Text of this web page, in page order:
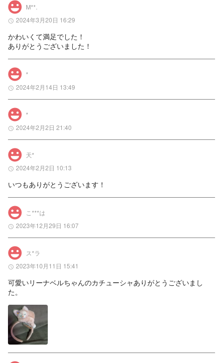
M**.
2024年3月20日 16:29
かわいくて満足でした！
ありがとうございました！
*
2024年2月14日 13:49
*
2024年2月2日 21:40
天*
2024年2月2日 10:13
いつもありがとうございます！
こ***は
2023年12月29日 16:07
ス*ラ
2023年10月11日 15:41
可愛いリーナベルちゃんのカチューシャありがとうございまし
た。